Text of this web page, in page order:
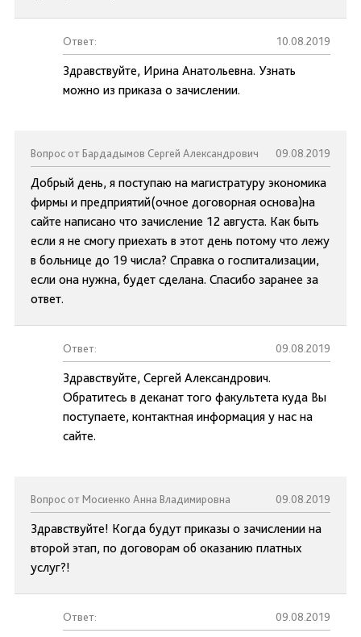
Ответ: 10.08.2019
Здравствуйте, Ирина Анатольевна. Узнать
можно из приказа о зачислении.
Вопрос от Бардадымов Сергей Александрович 09.08.2019
Добрый день, я поступаю на магистратуру экономика
фирмы и предприятий(очное договорная основа)на
сайте написано что зачисление 12 августа. Как быть
если я не смогу приехать в этот день потому что лежу
в больнице до 19 числа? Справка о госпитализации,
если она нужна, будет сделана. Спасибо заранее за
ответ.
Ответ: 09.08.2019
Здравствуйте, Сергей Александрович.
Обратитесь в деканат того факультета куда Вы
поступаете, контактная информация у нас на
сайте.
Вопрос от Мосиенко Анна Владимировна 09.08.2019
Здравствуйте! Когда будут приказы о зачислении на
второй этап, по договорам об оказанию платных
услуг?!
Ответ: 09.08.2019